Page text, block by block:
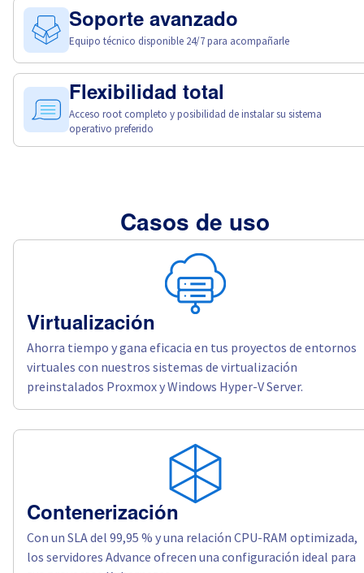
Soporte avanzado
Equipo técnico disponible 24/7 para acompañarle
Flexibilidad total
Acceso root completo y posibilidad de instalar su sistema
operativo preferido
Casos de uso
Virtualización
Ahorra tiempo y gana eficacia en tus proyectos de entornos
virtuales con nuestros sistemas de virtualización
preinstalados Proxmox y Windows Hyper-V Server.
Contenerización
Con un SLA del 99,95 % y una relación CPU-RAM optimizada,
los servidores Advance ofrecen una configuración ideal para